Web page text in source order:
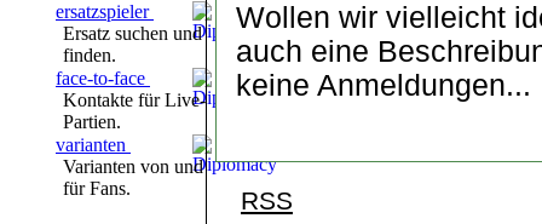
ersatzspieler
Ersatz suchen und
finden.
face-to-face
Kontakte für Live-
Partien.
varianten
Varianten von und
für Fans.
Wollen wir vielleicht
auch eine
keine Anmeldungen...
RSS